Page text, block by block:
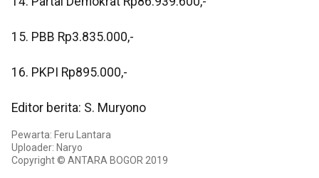
15. PBB Rp3.835.000,-
16. PKPI Rp895.000,-
Editor berita: S. Muryono
Pewarta: Feru Lantara
Uploader: Naryo
Copyright © ANTARA BOGOR 2019